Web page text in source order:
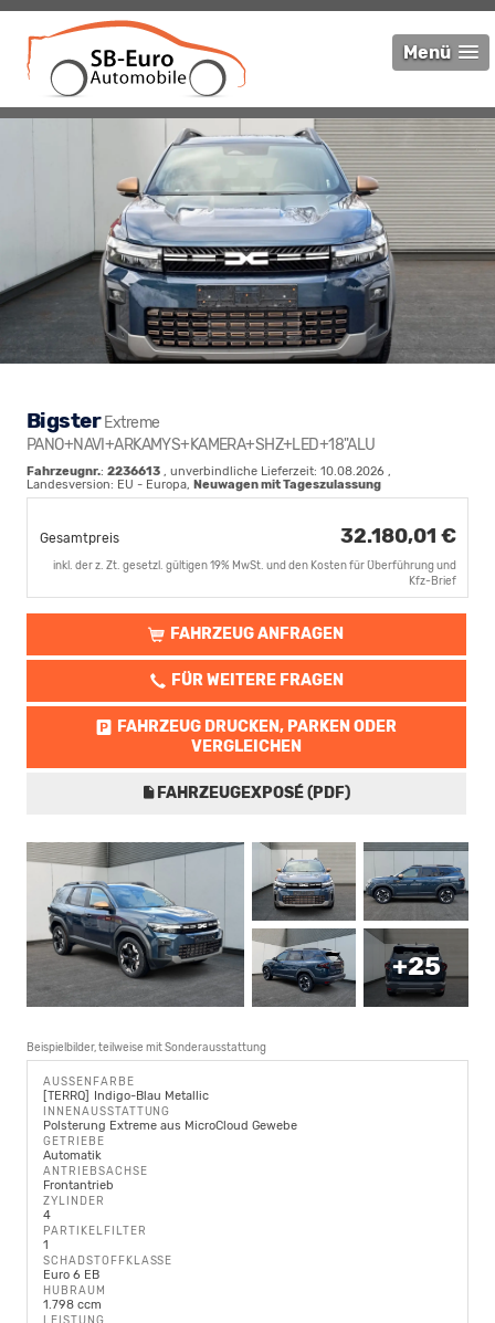
Menü
Bigster Extreme
PANO+NAVI+ARKAMYS+KAMERA+SHZ+LED+18"ALU
Fahrzeugnr.: 2236613 , unverbindliche Lieferzeit: 10.08.2026 ,
Landesversion: EU - Europa, Neuwagen mit Tageszulassung
Gesamtpreis 32.180,01 €
inkl. der z. Zt. gesetzl. gültigen 19% MwSt. und den Kosten für Überführung und
Kfz-Brief
FAHRZEUG ANFRAGEN
FÜR WEITERE FRAGEN
FAHRZEUG DRUCKEN, PARKEN ODER
VERGLEICHEN
FAHRZEUGEXPOSÉ (PDF)
+25
Beispielbilder, teilweise mit Sonderausstattung
AUSSENFARBE
TERRQ Indigo-Blau Metallic
INNENAUSSTATTUNG
Polsterung Extreme aus MicroCloud Gewebe
GETRIEBE
Automatik
ANTRIEBSACHSE
Frontantrieb
ZYLINDER
4
PARTIKELFILTER
1
SCHADSTOFFKLASSE
Euro 6 EB
HUBRAUM
1.798 ccm
LEISTUNG